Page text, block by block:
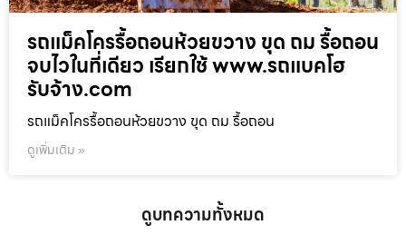
รถแม็คโครรื้อถอนห้วยขวาง ขุด ถม รื้อถอน
จบไวในที่เดียว เรียกใช้ www.รถแบคโฮ
รับจ้าง.com
รถแม็คโครรื้อถอนห้วยขวาง ขุด ถม รื้อถอน
ดูเพิ่มเติม »
ดูบทความทั้งหมด